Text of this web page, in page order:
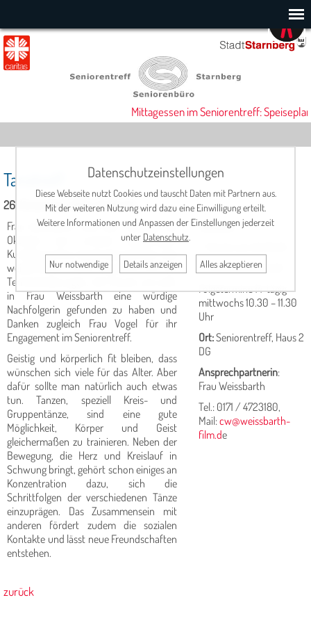
Mittagessen im Seniorentreff: Speiseplan
Tanztreff
26. November 2025, 10:30 Uhr
Frau Weissbarth wird den Tanztreff ab
Oktober von unserer langjährigen
Kursleitung Frau Vogel übernehmen und
weiterführen- bitte beachten Sie die
Terminänderungen. Wir freuen uns sehr
in Frau Weissbarth eine würdige
Nachfolgerin gefunden zu haben und
Danken zugleich Frau Vogel für ihr
Engagement im Seniorentreff.
Geistig und körperlich fit bleiben, dass
wünschen sich viele für das Alter. Aber
dafür sollte man natürlich auch etwas
tun. Tanzen, speziell Kreis- und
Gruppentänze, sind eine gute
Möglichkeit, Körper und Geist
gleichermaßen zu trainieren. Neben der
Bewegung, die Herz und Kreislauf in
Schwung bringt, gehört schon einiges an
Konzentration dazu, sich die
Schrittfolgen der verschiedenen Tänze
einzuprägen. Das Zusammensein mit
anderen fördert zudem die sozialen
Kontakte und lässt neue Freundschaften
entstehen.
Termine:
2. Termin am 12.11.25
Folgetermine 14-tägig
mittwochs10.30 – 11.30
Uhr
Ort:Seniorentreff, Haus 2
DG
Ansprechpartnerin:
Frau Weissbarth
Tel.: 0171 / 4723180,
Mail:cw@weissbarth-
film.de
zurück
Datenschutzeinstellungen
Diese Webseite nutzt Cookies und tauscht Daten mit Partnern aus.
Mit der weiteren Nutzung wird dazu eine Einwilligung erteilt.
Weitere Informationen und Anpassen der Einstellungen jederzeit
unter Datenschutz
Nur notwendige Details anzeigen Alles akzeptieren